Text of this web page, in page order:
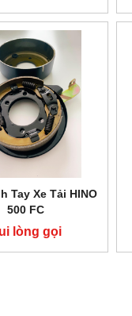
Tay Xe Tải HINO
500 FC
lòng gọi